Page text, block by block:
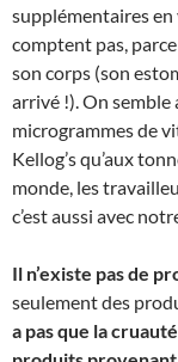
supplémentaires en
comptent pas,
son corps (son
arrivé !). On semble
microgrammes de
Kellog’s qu’aux
monde, les
c’est aussi avec
Il n’existe pas de
seulement des
a pas que la